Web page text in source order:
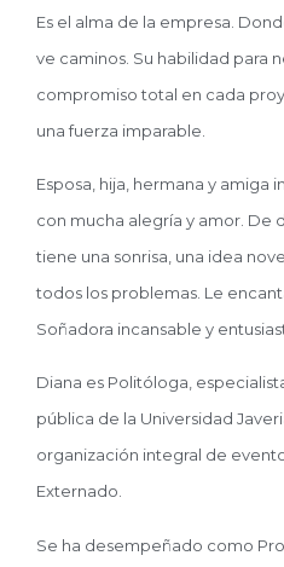
Es el alma de la empresa.
ve caminos. Su habilidad para
compromiso total en cada
una fuerza imparable.
Esposa, hija, hermana y amiga
con mucha alegría y amor. De
tiene una sonrisa, una idea
todos los problemas. Le
Soñadora incansable y
Diana es Politóloga,
pública de la Universidad
organización integral de
Externado.
Se ha desempeñado como